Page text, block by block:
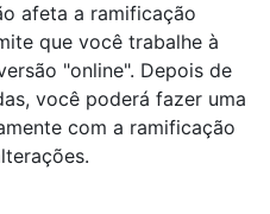
afeta a ramificação
que você trabalhe à
"online". Depois de
você poderá fazer uma
com a ramificação